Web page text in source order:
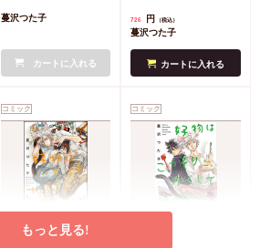
蔓沢つた子
カートに入れる
726 円 （税込）
蔓沢つた子
カートに入れる
コミック コミック
もっと見る!